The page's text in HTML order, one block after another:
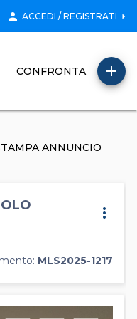
person ACCEDI / REGISTRATI arrow_right
CONFRONTA add
ANNUNCIO
MLS2025-1217
more_vert